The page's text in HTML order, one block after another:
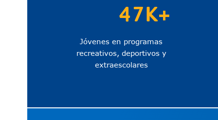
47K+
Jóvenes en programas
recreativos, deportivos y
extraescolares